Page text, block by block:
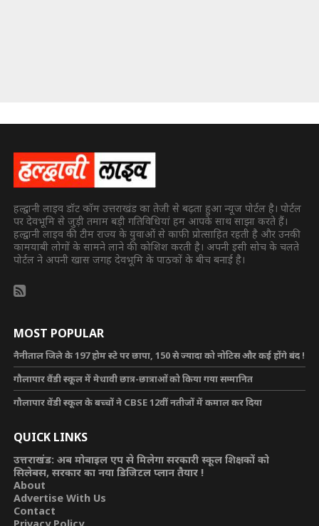
हल्द्वानी लाइव डॉट कॉम उत्तराखंड का तेजी से बढ़ता हुआ न्यूज पोर्टल है। पोर्टल
पर देवभूमि से जुड़ी तमाम बड़ी गतिविधियां हम आपके साथ साझा करते हैं।
हल्द्वानी लाइव की टीम राज्य के युवाओं से काफी प्रोत्साहित रहती है और उनकी
कामयाबी लोगों के सामने लाने की कोशिश करती है। अपनी इसी सोच के चलते
पोर्टल ने अपनी खास जगह देवभूमि के पाठकों के बीच बनाई है।
MOST POPULAR
नैनीताल जिले के 197 होम स्टे पर छापा, 150 से ज्यादा को नोटिस और कई होंगे बंद !
गौलापार वैंडी स्कूल में मेधावी छात्र-छात्राओं को किया गया सम्मानित
गौलापार वेंडी स्कूल के बच्चों ने CBSE 12वीं नतीजों में कमाल कर दिया
QUICK LINKS
उत्तराखंड: अब मोबाइल एप से मिलेगा सरकारी स्कूल शिक्षकों को
सिलेबस, सरकार का नया डिजिटल प्लान तैयार !
About
Advertise With Us
Contact